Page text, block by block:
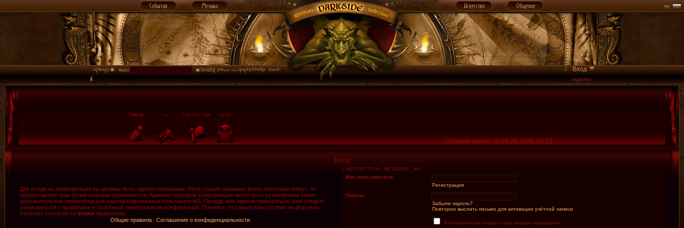
Вход
Текущее время: Чт 06.08.2026, 09:23
Вход
Для входа на конференцию вы должны быть зарегистрированы. Регистрация занимает всего несколько минут, но
предоставляет вам более широкие возможности. Администратором конференции могут быть установлены также
дополнительные привилегии для зарегистрированных пользователей. Прежде чем зарегистрироваться, вам следует
ознакомиться с правилами и политикой, принятыми на конференции. Помните, что ваше присутствие на форумах
означает согласие со всеми правилами.
Общие правила | Соглашение о конфиденциальности
{ KEYCAPTCHA_MESSAGE_NA }
Имя пользователя:
Регистрация
Пароль:
Забыли пароль?
Повторно выслать письмо для активации учётной записи
Автоматически входить при каждом посещении